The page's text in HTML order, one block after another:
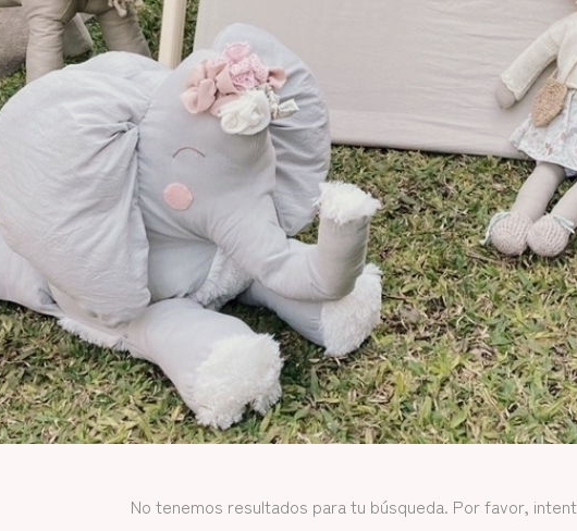
No tenemos resultados para tu búsqueda. Por favor,